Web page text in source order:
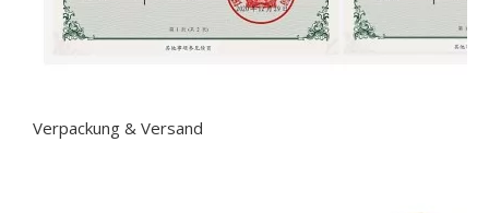
Verpackung & Versand